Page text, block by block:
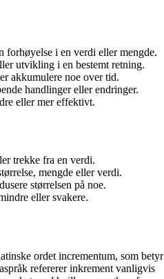
forhøyelse i en verdi eller mengde.
utvikling i en bestemt retning.
akkumulere noe over tid.
handlinger eller endringer.
eller mer effektivt.
trekke fra en verdi.
mengde eller verdi.
størrelsen på noe.
eller svakere.
ordet incrementum, som betyr
refererer inkrement vanligvis